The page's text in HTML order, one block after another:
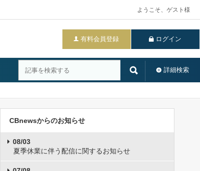
ようこそ、ゲスト様
有料会員登録 ログイン
詳細検索
CBnewsからのお知らせ
08/03
夏季休業に伴う配信に関するお知らせ